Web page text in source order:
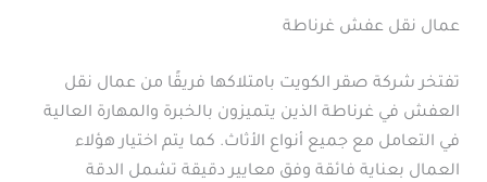
عمال نقل عفش غرناطة
تفتخر شركة صقر الكويت بامتلاكها فريقًا من عمال نقل
العفش في غرناطة الذين يتميزون بالخبرة والمهارة العالية
في التعامل مع جميع أنواع الأثاث. كما يتم اختيار هؤلاء
العمال بعناية فائقة وفق معايير دقيقة تشمل الدقة